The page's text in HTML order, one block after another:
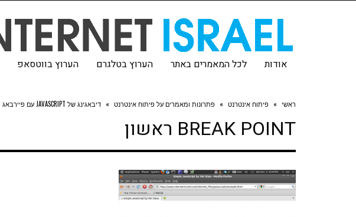
אודות לכל המאמרים באתר הערוץ בטלגרם הערוץ בווטסאפ
ראשי » פיתוח אינטרנט » פתרונות ומאמרים על פיתוח אינטרנט » דיבאגינג של JAVASCRIPT עם פיירבאג
BREAK POINT ראשון